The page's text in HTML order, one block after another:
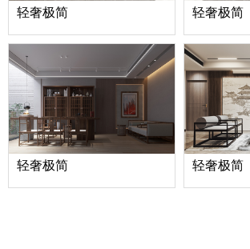
轻奢极简 轻奢极简
轻奢极简 轻奢极简